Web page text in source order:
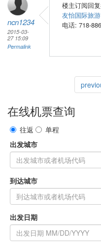
ncn1234
2015-03-
27 15:09
Permalink
楼主订阅回
友怡国际旅
电话: 718-
在线机票查询
往返
单程
出发城市
到达城市
出发日期